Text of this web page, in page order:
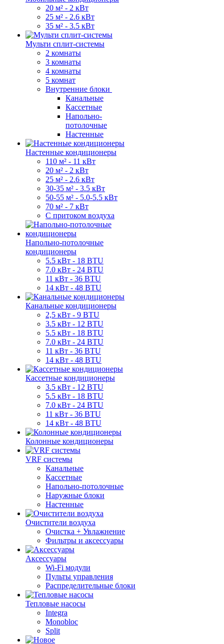
20 м² - 2 кВт
25 м² - 2.6 кВт
35 м² - 3.5 кВт
Мульти сплит-системы
2 комнаты
3 комнаты
4 комнаты
5 комнат
Внутренние блоки
Канальные
Кассетные
Напольно-
потолочные
Настенные
Настенные кондиционеры
110 м² - 11 кВт
20 м² - 2 кВт
25 м² - 2.6 кВт
30-35 м² - 3.5 кВт
50-55 м² - 5.0-5.5 кВт
70 м² - 7 кВт
С притоком воздуха
Напольно-потолочные
кондиционеры
5.5 кВт - 18 BTU
7.0 кВт - 24 BTU
11 кВт - 36 BTU
14 кВт - 48 BTU
Канальные кондиционеры
2,5 кВт - 9 BTU
3.5 кВт - 12 BTU
5.5 кВт - 18 BTU
7.0 кВт - 24 BTU
11 кВт - 36 BTU
14 кВт - 48 BTU
Кассетные кондиционеры
3.5 кВт - 12 BTU
5.5 кВт - 18 BTU
7.0 кВт - 24 BTU
11 кВт - 36 BTU
14 кВт - 48 BTU
Колонные кондиционеры
VRF системы
Канальные
Кассетные
Напольно-потолочные
Наружные блоки
Настенные
Очистители воздуха
Очистка + Увлажнение
Фильтры и аксессуары
Аксессуары
Wi-Fi модули
Пульты управления
Распределительные блоки
Тепловые насосы
Integra
Monobloc
Split